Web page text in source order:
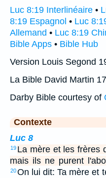
Luc 8:19 Interlinéaire •
8:19 Espagnol • Luc
Allemand • Luc 8:19
Bible Apps • Bible Hub
Version Louis Segond
La Bible David Martin
Darby Bible courtesy of
Contexte
Luc 8
19 La mère et les frères
mais ils ne purent
20On lui dit: Ta mère et